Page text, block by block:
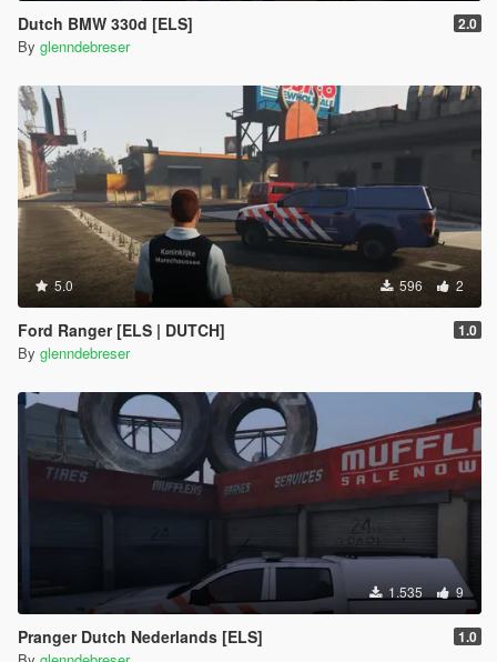
Dutch BMW 330d [ELS] 2.0
By glenndebreser
5.0 596 2
Ford Ranger [ELS | DUTCH] 1.0
By glenndebreser
1.535 9
Pranger Dutch Nederlands [ELS] 1.0